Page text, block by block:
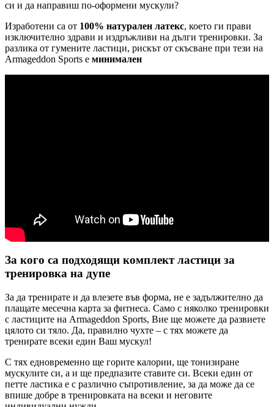
си и да направиш по-оформени мускули?
Изработени са от 100% натурален латекс, което ги прави
изключително здрави и издръжливи на дълги тренировки. За
разлика от гумените ластици, рискът от скъсване при тези на
Armageddon Sports е минимален
За кого са подходящи комплект ластици за
тренировка на дупе
За да тренирате и да влезете във форма, не е задължително да
плащате месечна карта за фитнеса. Само с няколко тренировки
с ластиците на Armageddon Sports, Вие ще можете да развиете
цялото си тяло. Да, правилно чухте – с тях можете да
тренирате всеки един Ваш мускул!
С тях едновременно ще горите калории, ще тонизиране
мускулите си, а и ще предпазите ставите си. Всеки един от
петте ластика е с различно съпротивление, за да може да се
впише добре в тренировката на всеки и неговите